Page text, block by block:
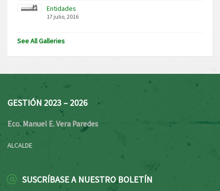
Entidades
17 julio, 2016
See All Galleries
GESTIÓN 2023 – 2026
Eco. Manuel E. Vera Paredes
ALCALDE
SUSCRÍBASE A NUESTRO BOLETÍN